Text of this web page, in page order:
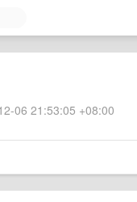
06 21:53:05 +08:00